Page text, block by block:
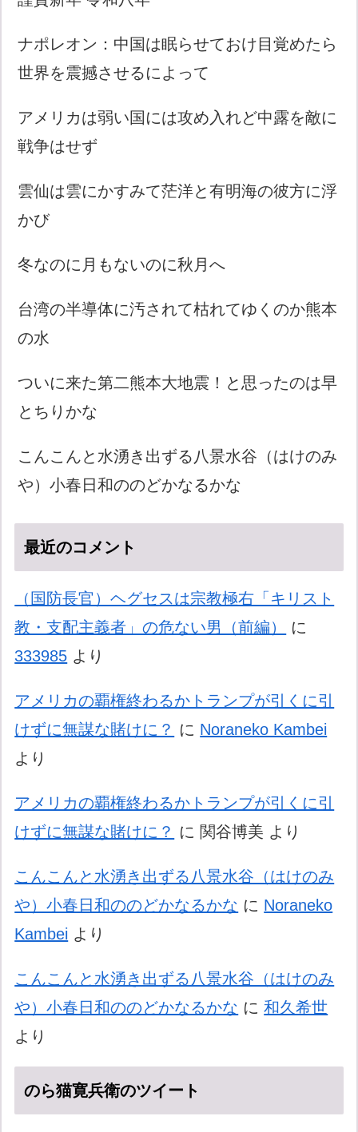
ナポレオン：中国は眠らせておけ目覚めたら
世界を震撼させるによって
アメリカは弱い国には攻め入れど中露を敵に
戦争はせず
雲仙は雲にかすみて茫洋と有明海の彼方に浮
かび
冬なのに月もないのに秋月へ
台湾の半導体に汚されて枯れてゆくのか熊本
の水
ついに来た第二熊本大地震！と思ったのは早
とちりかな
こんこんと水湧き出ずる八景水谷（はけのみ
や）小春日和ののどかなるかな
最近のコメント
（国防長官）ヘグセスは宗教極右「キリスト
教・支配主義者」の危ない男（前編）
に
333985 より
アメリカの覇権終わるかトランプが引くに引
けずに無謀な賭けに？ に Noraneko Kambei
より
アメリカの覇権終わるかトランプが引くに引
けずに無謀な賭けに？ に 関谷博美 より
こんこんと水湧き出ずる八景水谷（はけのみ
や）小春日和ののどかなるかな に Noraneko
Kambei より
こんこんと水湧き出ずる八景水谷（はけのみ
や）小春日和ののどかなるかな に和久希世
より
のら猫寛兵衛のツイート